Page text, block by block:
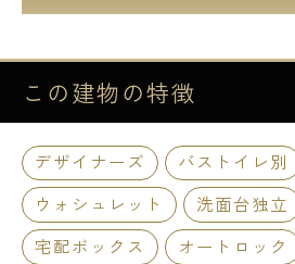
この建物の特徴
デザイナーズ
バストイレ別
ウォシュレット
洗面台独立
宅配ボックス
オートロック